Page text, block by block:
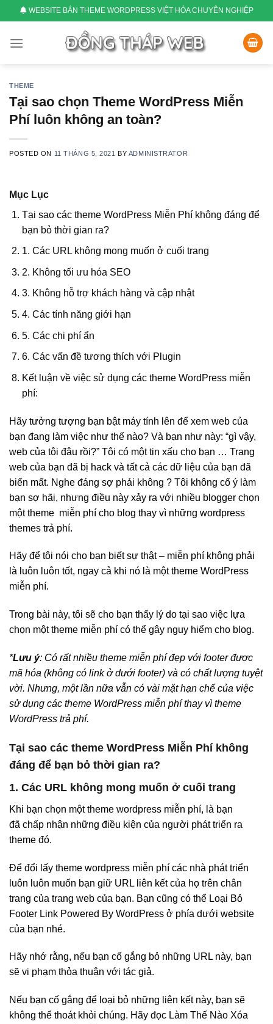
to
content
WEBSITE BÁN THEME WORDPRESS VIỆT HÓA CHUYÊN NGHIỆP
THEME
Tại sao chọn Theme WordPress Miễn
Phí luôn không an toàn?
POSTED ON 11 THÁNG 5, 2021 BY ADMINISTRATOR
Mục Lục
Tại sao các theme WordPress Miễn Phí không đáng để
bạn bỏ thời gian ra?
1. Các URL không mong muốn ở cuối trang
2. Không tối ưu hóa SEO
3. Không hỗ trợ khách hàng và cập nhật
4. Các tính năng giới hạn
5. Các chi phí ẩn
6. Các vấn đề tương thích với Plugin
Kết luận về việc sử dụng các theme WordPress miễn
phí:
Hãy tưởng tượng bạn bật máy tính lên để xem web của
bạn đang làm việc như thế nào? Và bạn như này: “gì vậy,
web của tôi đâu rồi?” Tôi có một tin xấu cho bạn … Trang
web của bạn đã bị hack và tất cả các dữ liệu của bạn đã
biến mất. Nghe đáng sợ phải không ? Tôi không cố ý làm
bạn sợ hãi, nhưng điều này xảy ra với nhiều blogger chọn
một theme miễn phí cho blog thay vì những wordpress
themes trả phí.
Hãy để tôi nói cho bạn biết sự thật – miễn phí không phải
là luôn luôn tốt, ngay cả khi nó là một theme WordPress
miễn phí.
Trong bài này, tôi sẽ cho bạn thấy lý do tại sao việc lựa
chọn một theme miễn phí có thể gây nguy hiểm cho blog.
*Lưu ý: Có rất nhiều theme miễn phí đẹp với footer được
mã hóa (không có link ở dưới footer) và có chất lượng tuyệt
vời. Nhưng, một lần nữa vẫn có vài mặt hạn chế của việc
sử dụng các theme WordPress miễn phí thay vì theme
WordPress trả phí.
Tại sao các theme WordPress Miễn Phí không
đáng để bạn bỏ thời gian ra?
1. Các URL không mong muốn ở cuối trang
Khi bạn chọn một theme wordpress miễn phí, là bạn
đã chấp nhận những điều kiện của người phát triển ra
theme đó.
Để đổi lấy theme wordpress miễn phí các nhà phát triển
luôn luôn muốn bạn giữ URL liên kết của họ trên chân
trang của trang web của bạn. Bạn cũng có thể Loại Bỏ
Footer Link Powered By WordPress ở phía dưới website
của bạn nhé.
Hãy nhớ rằng, nếu bạn cố gắng bỏ những URL này, bạn
sẽ vi phạm thỏa thuận với tác giả.
Nếu bạn cố gắng để loại bỏ những liên kết này, bạn sẽ
không thể thoát khỏi chúng. Hãy đọc Làm Thế Nào Xóa